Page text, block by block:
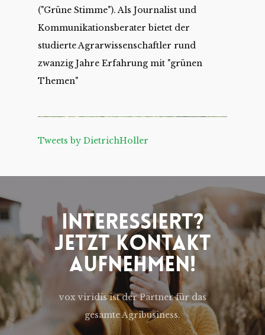
("Grüne Stimme"). Als Journalist und
Kommunikationsberater bietet der
studierte Agrarwissenschaftler rund
zwanzig Jahre Erfahrung mit "grünen
Themen"
Tweets by DietrichHoller
Interessiert?
Jetzt Kontakt
Aufnehmen!
vox viridis ist der Partner für das
gesamte Agribusiness.